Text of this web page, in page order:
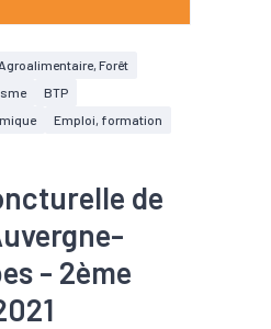
Forêt
BTP
Emploi, formation
de
- 2ème